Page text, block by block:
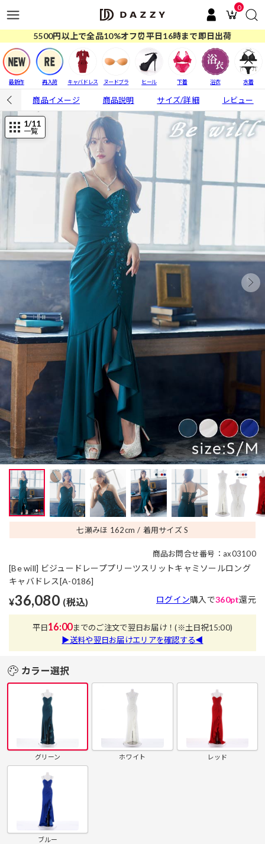
0
5500円以上で全品10%オフ⏰平日16時まで即日出荷
最新作 再入荷 キャバドレス ヌードブラ ヒール 下着 浴衣 水着
商品イメージ 商品説明 サイズ/詳細 レビュー
1/11
一覧
七瀬みほ 162cm 着用サイズ S
商品お問合せ番号：ax03100
[Be will] ビジュードレーププリーツスリットキャミソールロング
キャバドレス[A-0186]
¥36,080 (税込) ログイン購入で360pt還元
平日16:00までのご注文で翌日お届け！(※土日祝15:00)
▶送料や翌日お届けエリアを確認する◀
カラー選択
グリーン ホワイト レッド
ブルー